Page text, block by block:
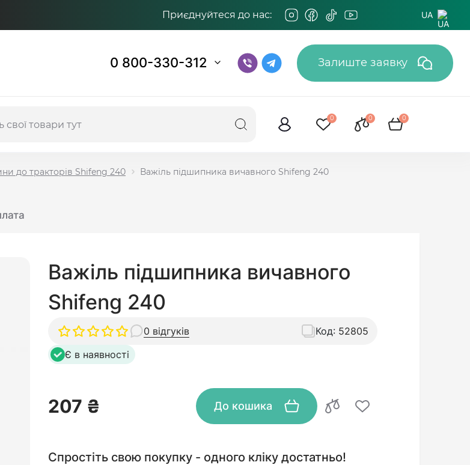
Приєднуйтеся до нас: UA
0 800-330-312 Залиште заявку
0 0 0
до тракторів Shifeng 240 Важіль підшипника вичавного Shifeng 240
Важіль підшипника вичавного
Shifeng 240
0 відгуків Код: 52805
Є в наявності
207 ₴ До кошика
Спростіть свою покупку - одного кліку достатньо!